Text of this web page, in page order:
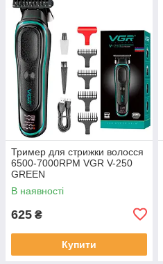
Тример для стрижки волосся
6500-7000RPM VGR V-250
GREEN
В наявності
625 ₴
Купити